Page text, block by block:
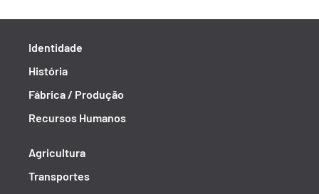
Identidade
História
Fábrica / Produção
Recursos Humanos
Agricultura
Transportes